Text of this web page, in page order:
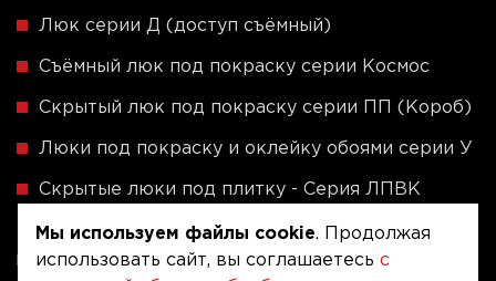
Люк серии Д (доступ съёмный)
Съёмный люк под покраску серии Космос
Скрытый люк под покраску серии ПП (Короб)
Люки под покраску и оклейку обоями серии У
Скрытые люки под плитку - Серия ЛПВК
Ревизионные люки серии A (сталь / присоска)
Мы используем файлы cookie. Продолжая
использовать сайт, вы соглашаетесь с